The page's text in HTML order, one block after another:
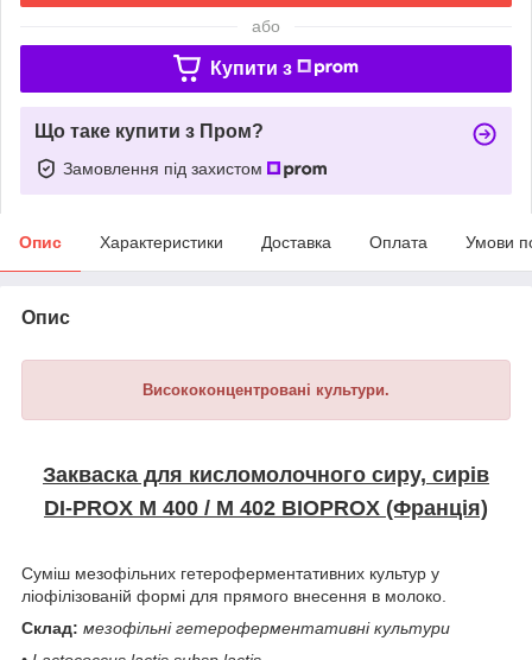
або
Купити з
Що таке купити з Пром?
Замовлення під захистом
Опис Характеристики Доставка Оплата Умови
Опис
Висококонцентровані культури.
Закваска для кисломолочного сиру, сирів
DI-PROX M 400 / М 402 BIOPROX (Франція)
Суміш мезофільних гетероферментативних культур у
ліофілізованій формі для прямого внесення в молоко.
Склад: мезофільні гетероферментативні культури